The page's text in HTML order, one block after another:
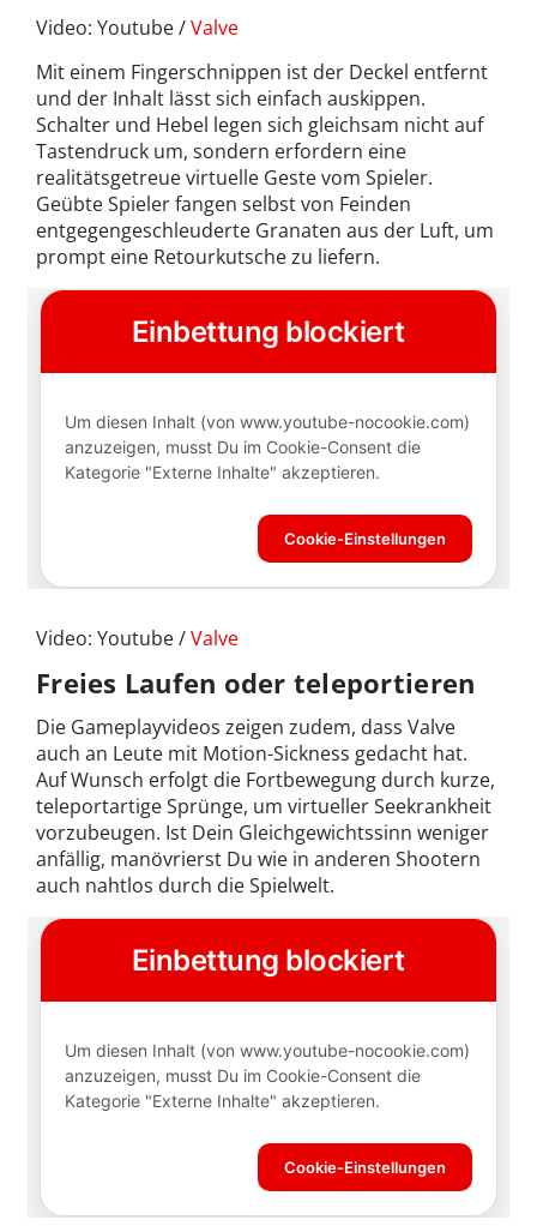
Video: Youtube /Valve
Mit einem Fingerschnippen ist der Deckel entfernt
und der Inhalt lässt sich einfach auskippen.
Schalter und Hebel legen sich gleichsam nicht auf
Tastendruck um, sondern erfordern eine
realitätsgetreue virtuelle Geste vom Spieler.
Geübte Spieler fangen selbst von Feinden
entgegengeschleuderte Granaten aus der Luft, um
prompt eine Retourkutsche zu liefern.
Video: Youtube /Valve
Freies Laufen oder teleportieren
Die Gameplayvideos zeigen zudem, dass Valve
auch an Leute mit Motion-Sickness gedacht hat.
Auf Wunsch erfolgt die Fortbewegung durch kurze,
teleportartige Sprünge, um virtueller Seekrankheit
vorzubeugen. Ist Dein Gleichgewichtssinn weniger
anfällig, manövrierst Du wie in anderen Shootern
auch nahtlos durch die Spielwelt.